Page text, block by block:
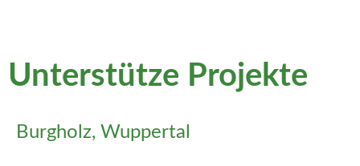
Unterstütze Projekte
Burgholz, Wuppertal